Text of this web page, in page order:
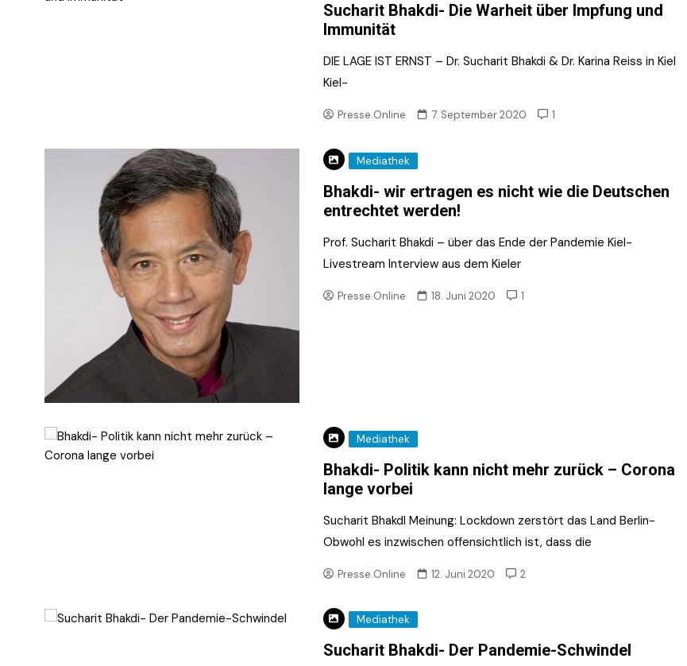
Sucharit Bhakdi- Die Warheit über Impfung und
Immunität
DIE LAGE IST ERNST – Dr. Sucharit Bhakdi & Dr. Karina Reiss in Kiel
Kiel-
Presse.Online 7. September 2020 1
Mediathek
Bhakdi- wir ertragen es nicht wie die Deutschen
entrechtet werden!
Prof. Sucharit Bhakdi – über das Ende der Pandemie Kiel-
Livestream Interview aus dem Kieler
Presse.Online 18. Juni 2020 1
Mediathek
Bhakdi- Politik kann nicht mehr zurück – Corona
lange vorbei
Sucharit BhakdI Meinung: Lockdown zerstört das Land Berlin-
Obwohl es inzwischen offensichtlich ist, dass die
Presse.Online 12. Juni 2020 2
Mediathek
Sucharit Bhakdi- Der Pandemie-Schwindel